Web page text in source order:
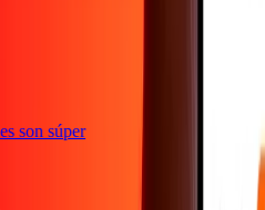
son súper